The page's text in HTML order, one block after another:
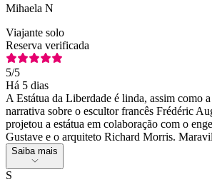
Mihaela N
Viajante solo
Reserva verificada
5/5
Há 5 dias
A Estátua da Liberdade é linda, assim como
narrativa sobre o escultor francês Frédéric
projetou a estátua em colaboração com o
Gustave e o arquiteto Richard Morris.
Saiba mais
S